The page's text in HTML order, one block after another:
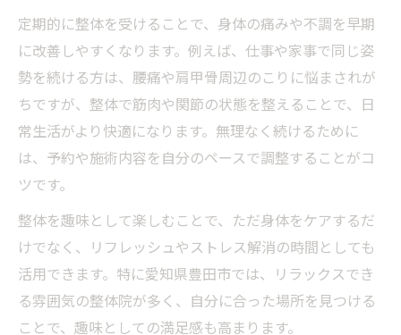
定期的に整体を受けることで、身体の痛みや不調を早期
に改善しやすくなります。例えば、仕事や家事で同じ姿
勢を続ける方は、腰痛や肩甲骨周辺のこりに悩まされが
ちですが、整体で筋肉や関節の状態を整えることで、日
常生活がより快適になります。無理なく続けるために
は、予約や施術内容を自分のペースで調整することがコ
ツです。
整体を趣味として楽しむことで、ただ身体をケアするだ
けでなく、リフレッシュやストレス解消の時間としても
活用できます。特に愛知県豊田市では、リラックスでき
る雰囲気の整体院が多く、自分に合った場所を見つける
ことで、趣味としての満足感も高まります。